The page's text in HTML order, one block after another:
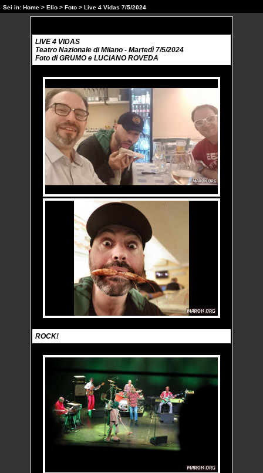
Sei in: Home > Elio > Foto > Live 4 Vidas 7/5/2024
LIVE 4 VIDAS
Teatro Nazionale di Milano - Martedì 7/5/2024
Foto di GRUMO e LUCIANO ROVEDA
ROCK!